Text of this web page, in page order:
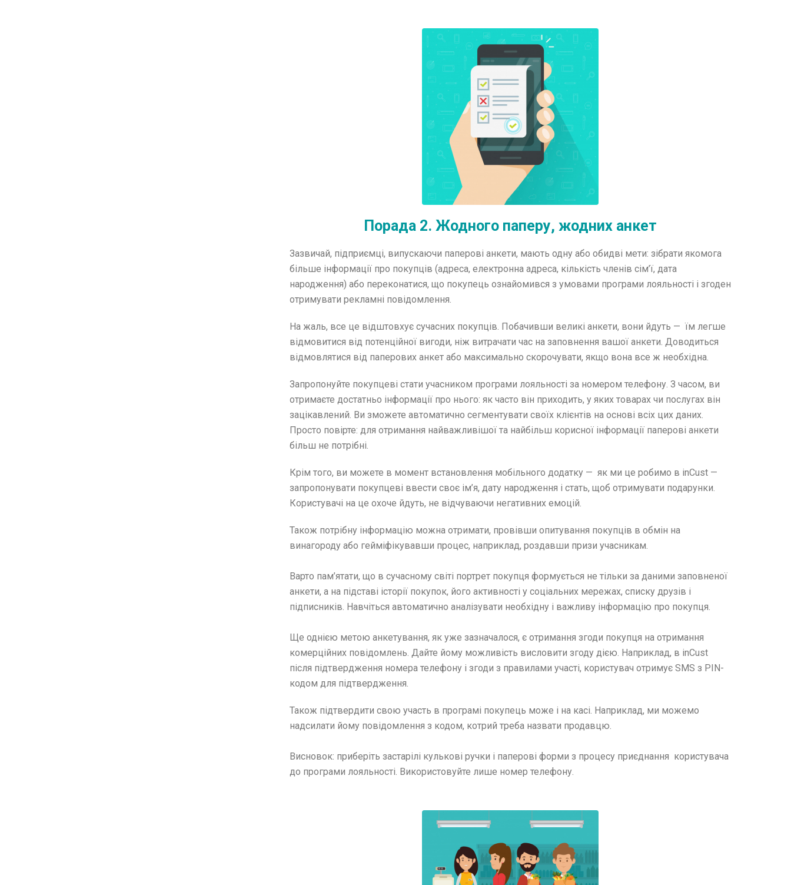
Порада 2. Жодного паперу, жодних анкет
Зазвичай, підприємці, випускаючи паперові анкети, мають одну або обидві мети: зібрати якомога
більше інформації про покупців (адреса, електронна адреса, кількість членів сім’ї, дата
народження) або переконатися, що покупець ознайомився з умовами програми лояльності і згоден
отримувати рекламні повідомлення.
На жаль, все це відштовхує сучасних покупців. Побачивши великі анкети, вони йдуть — їм легше
відмовитися від потенційної вигоди, ніж витрачати час на заповнення вашої анкети. Доводиться
відмовлятися від паперових анкет або максимально скорочувати, якщо вона все ж необхідна.
Запропонуйте покупцеві стати учасником програми лояльності за номером телефону. З часом, ви
отримаєте достатньо інформації про нього: як часто він приходить, у яких товарах чи послугах він
зацікавлений. Ви зможете автоматично сегментувати своїх клієнтів на основі всіх цих даних.
Просто повірте: для отримання найважливішої та найбільш корисної інформації паперові анкети
більш не потрібні.
Крім того, ви можете в момент встановлення мобільного додатку — як ми це робимо в inCust —
запропонувати покупцеві ввести своє ім’я, дату народження і стать, щоб отримувати подарунки.
Користувачі на це охоче йдуть, не відчуваючи негативних емоцій.
Також потрібну інформацію можна отримати, провівши опитування покупців в обмін на
винагороду або гейміфікувавши процес, наприклад, роздавши призи учасникам.
Варто пам’ятати, що в сучасному світі портрет покупця формується не тільки за даними заповненої
анкети, а на підставі історії покупок, його активності у соціальних мережах, списку друзів і
підписників. Навчіться автоматично аналізувати необхідну і важливу інформацію про покупця.
Ще однією метою анкетування, як уже зазначалося, є отримання згоди покупця на отримання
комерційних повідомлень. Дайте йому можливість висловити згоду дією. Наприклад, в inCust
після підтвердження номера телефону і згоди з правилами участі, користувач отримує SMS з PIN-
кодом для підтвердження.
Також підтвердити свою участь в програмі покупець може і на касі. Наприклад, ми можемо
надсилати йому повідомлення з кодом, котрий треба назвати продавцю.
Висновок: приберіть застарілі кулькові ручки і паперові форми з процесу приєднання користувача
до програми лояльності. Використовуйте лише номер телефону.